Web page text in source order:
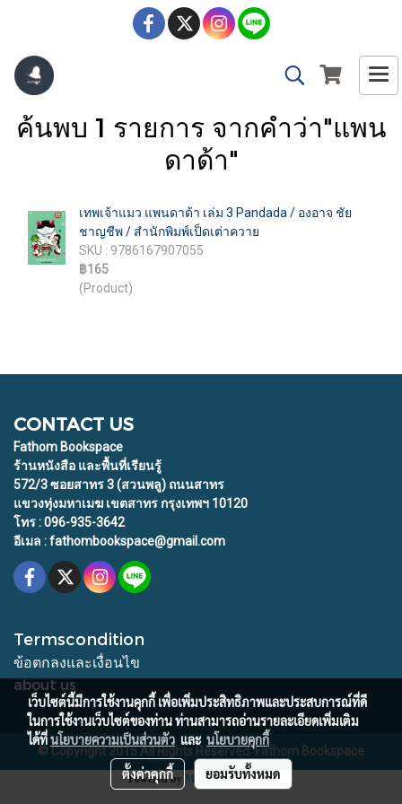
ค้นพบ 1 รายการ จากคำว่า"แพน
ดาด้า"
เทพเจ้าแมว แพนดาด้า เล่ม 3 Pandada / องอาจ ชัย
ชาญชีพ / สำนักพิมพ์เป็ดเต่าควาย
SKU : 9786167907055
฿165
(Product)
CONTACT US
Fathom Bookspace
ร้านหนังสือ และพื้นที่เรียนรู้
572/3 ซอยสาทร 3 (สวนพลู) ถนนสาทร
แขวงทุ่งมหาเมฆ เขตสาทร กรุงเทพฯ 10120
โทร : 096-935-3642
อีเมล : fathombookspace@gmail.com
Termscondition
ข้อตกลงและเงื่อนไข
about us
© Copyright 2015 All Rights Reserved. Fathom Bookspace
Powered by MakeWebEasy.com
เว็บไซต์นี้มีการใช้งานคุกกี้ เพื่อเพิ่มประสิทธิภาพและประสบการณ์ที่ดี
ในการใช้งานเว็บไซต์ของท่าน ท่านสามารถอ่านรายละเอียดเพิ่มเติม
ได้ที่นโยบายความเป็นส่วนตัว และ นโยบายคุกกี้
ตั้งค่าคุกกี้ ยอมรับทั้งหมด